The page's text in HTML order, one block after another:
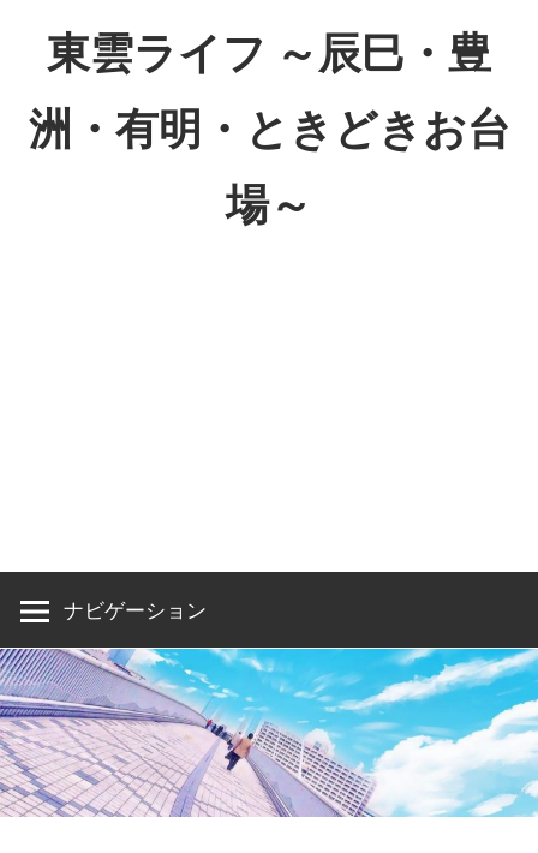
東雲ライフ ～辰巳・豊
洲・有明・ときどきお台
場～
洲・
有
と
き
ど
き
お
ナビゲーション